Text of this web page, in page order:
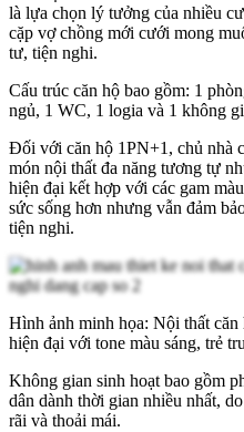
là lựa chọn lý tưởng của nhiều
cặp vợ chồng mới cưới mong
tư, tiện nghi.
Cấu trúc căn hộ bao gồm: 1
ngủ, 1 WC, 1 logia và 1 không
Đối với căn hộ 1PN+1, chủ nhà
món nội thất đa năng tương tự
hiện đại kết hợp với các gam
sức sống hơn nhưng vẫn đảm
tiện nghi.
Hình ảnh minh họa: Nội thất
hiện đại với tone màu sáng, trẻ
Không gian sinh hoạt bao gồm
dân dành thời gian nhiều nhất,
rãi và thoải mái.